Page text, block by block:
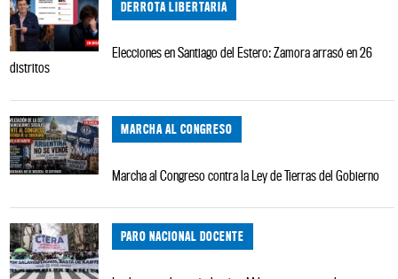
DERROTA LIBERTARIA
Elecciones en Santiago del Estero: Zamora arrasó en 26
distritos
MARCHA AL CONGRESO
Marcha al Congreso contra la Ley de Tierras del Gobierno
PARO NACIONAL DOCENTE